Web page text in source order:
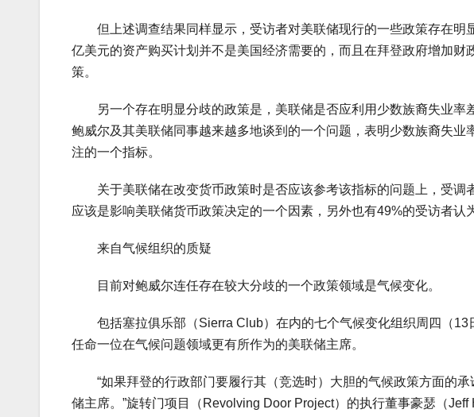
但上述调查结果同样显示，受访者对美联储现行的一些政策存在明
亿美元的资产购买计划并不是美国经济需要的，而且在拜登政府增加财
策。
另一个存在明显分歧的政策是，美联储是否应利用少数族裔失业率
鲍威尔及其美联储同事越来越多地谈到的一个问题，表明少数族裔失
注的一个指标。
关于美联储在改变货币政策时是否应该参考该指标的问题上，受调
应该是影响美联储货币政策决定的一个因素，另外也有49%的受访者认
来自气候组织的质疑
目前对鲍威尔连任存在较大分歧的一个政策领域是气候变化。
包括塞拉俱乐部（Sierra Club）在内的七个气候变化组织周四（13
任命一位在气候问题领域更有所作为的美联储主席。
“如果拜登的行政部门要履行其（竞选时）大胆的气候政策方面的承
储主席。”旋转门项目（Revolving Door Project）的执行董事豪瑟（Jeff